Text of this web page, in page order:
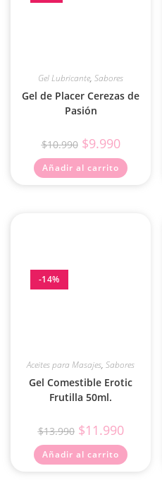
Gel Lubricante, Sabores
Gel de Placer Cerezas de
Pasión
$10.990 $9.990
Añadir al carrito
-14%
Aceites para Masajes, Sabores
Gel Comestible Erotic
Frutilla 50ml.
$13.990 $11.990
Añadir al carrito